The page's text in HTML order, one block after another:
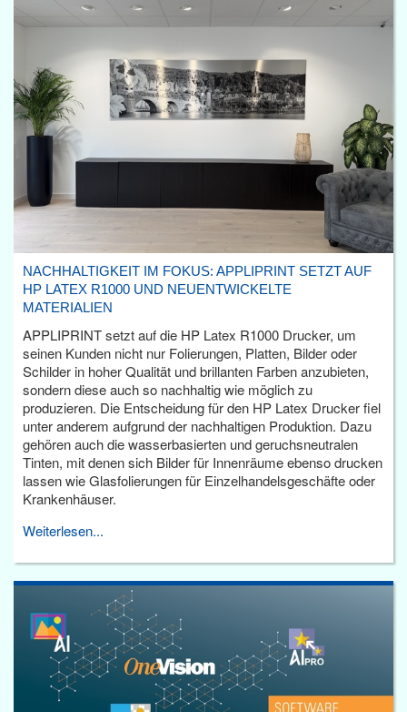
NACHHALTIGKEIT IM FOKUS: APPLIPRINT SETZT AUF
HP LATEX R1000 UND NEUENTWICKELTE
MATERIALIEN
APPLIPRINT setzt auf die HP Latex R1000 Drucker, um
seinen Kunden nicht nur Folierungen, Platten, Bilder oder
Schilder in hoher Qualität und brillanten Farben anzubieten,
sondern diese auch so nachhaltig wie möglich zu
produzieren. Die Entscheidung für den HP Latex Drucker fiel
unter anderem aufgrund der nachhaltigen Produktion. Dazu
gehören auch die wasserbasierten und geruchsneutralen
Tinten, mit denen sich Bilder für Innenräume ebenso drucken
lassen wie Glasfolierungen für Einzelhandelsgeschäfte oder
Krankenhäuser.
Weiterlesen...